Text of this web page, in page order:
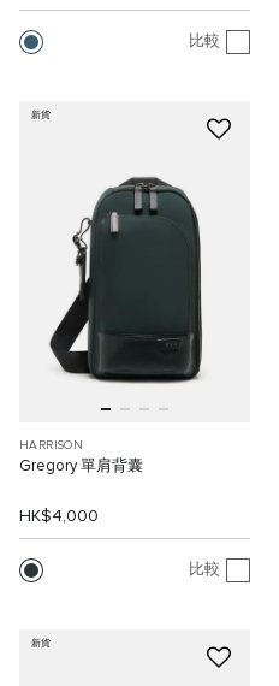
比較
新貨
HARRISON
Gregory 單肩背囊
HK$4,000
比較
新貨